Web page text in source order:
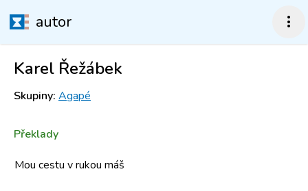
autor more_vert
Karel Řežábek
Skupiny: Agapé
Překlady
Mou cestu v rukou máš